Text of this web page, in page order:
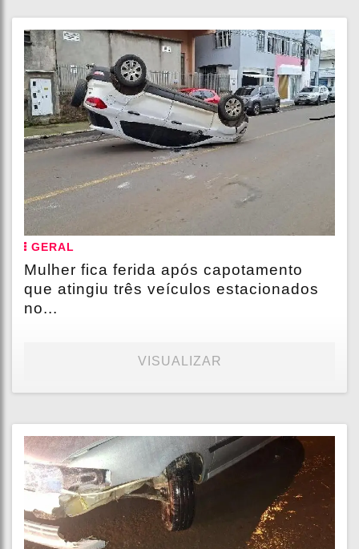
GERAL
Mulher fica ferida após capotamento
que atingiu três veículos estacionados
no...
VISUALIZAR